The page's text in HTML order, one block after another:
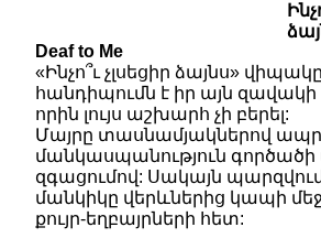
Deaf to Me
«Ինչո՞ւ չլսեցիր ձայնս»
հանդիպումն է իր այն զավակի
որին լույս աշխարհ չի բերել:
Մայրը տասնամյակներով
մանկասպանություն գործածի
զգացումով: Սակայն պարզվում
մանկիկը վերևներից կապի մեջ
քույր-եղբայրների հետ: